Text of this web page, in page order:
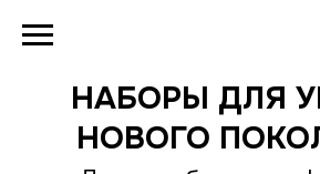
НОВОГО ПОКОЛЕНИЯ
Делаем уборку комфортной и
безопасной для детей